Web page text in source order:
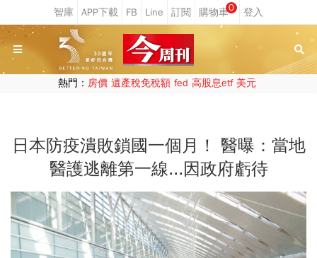
0
熱門： 房價 遺產稅免稅額 fed 高股息etf 美元
日本防疫潰敗鎖國一個月！ 醫曝：當地
醫護逃離第一線...因政府虧待